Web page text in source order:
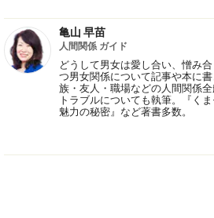
亀山 早苗
人間関係 ガイド
どうして男女は愛し合い、憎み
つ男女関係について記事や本に
族・友人・職場などの人間関係
トラブルについても執筆。『く
魅力の秘密』など著書多数。